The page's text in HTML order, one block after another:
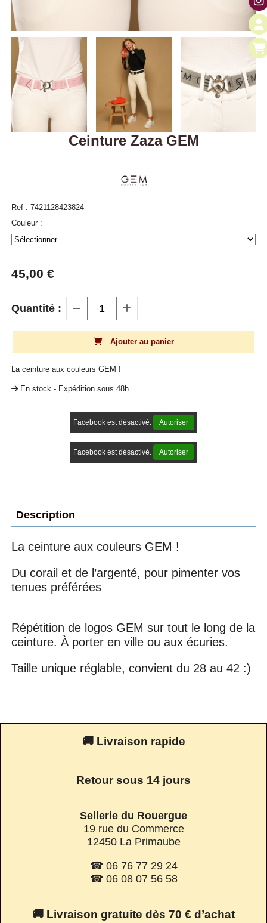
Ceinture Zaza GEM
Ref : 7421128423824
Couleur :
45,00 €
Quantité :
Ajouter au panier
La ceinture aux couleurs GEM !
En stock - Expédition sous 48h
Facebook est désactivé. Autoriser
Facebook est désactivé. Autoriser
Description
La ceinture aux couleurs GEM !
Du corail et de l’argenté, pour pimenter vos
tenues préférées
Répétition de logos GEM sur tout le long de la
ceinture. À porter en ville ou aux écuries.
Taille unique réglable, convient du 28 au 42 :)
🚚 Livraison rapide
Retour sous 14 jours
Sellerie du Rouergue
19 rue du Commerce
12450 La Primaube
☎ 06 76 77 29 24
☎ 06 08 07 56 58
🚚 Livraison gratuite dès 70 € d’achat